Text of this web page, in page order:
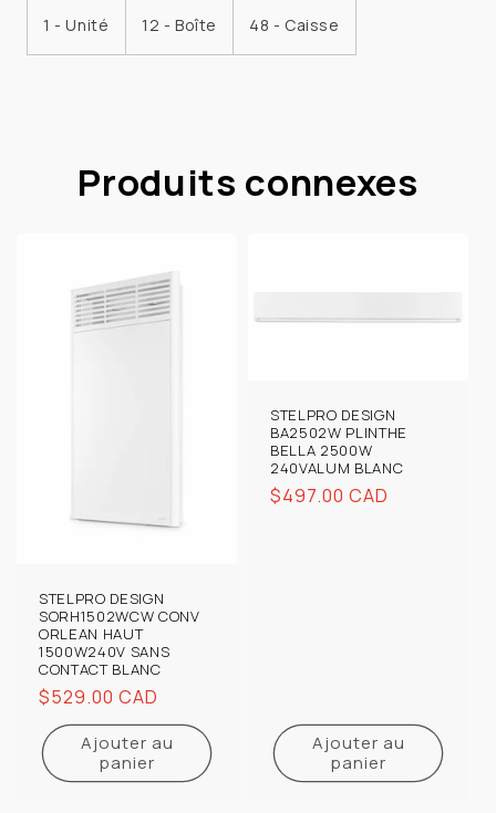
1 - Unité 12 - Boîte 48 - Caisse
Produits connexes
STELPRO DESIGN
SORH1502WCW CONV
ORLEAN HAUT
1500W240V SANS
CONTACT BLANC
Prix
habituel
$529.00 CAD
Ajouter au
panier
STELPRO DESIGN
BA2502W PLINTHE
BELLA 2500W
240VALUM BLANC
Prix
$497.00 CAD
Ajouter au
panier